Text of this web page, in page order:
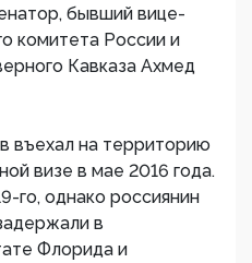
бывший вице-
комитета России и
Кавказа Ахмед
въехал на территорию
визе в мае 2016 года.
го, однако россиянин
в
Флорида и